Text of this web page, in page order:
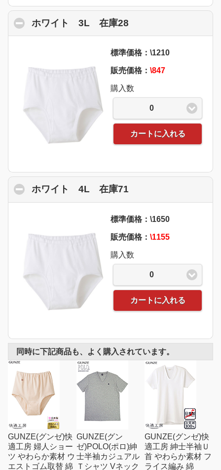
ホワイト 3L 在庫28
標準価格：\1210
販売価格： \847
購入数
0
カートに入れる
ホワイト 4L 在庫71
標準価格：\1650
販売価格： \1155
購入数
0
カートに入れる
同時に下記商品も、よく購入されています。
GUNZE(グンゼ)快
適工房 婦人ショー
ツ やわらか素材 ウ
エストゴム取替 綿
GUNZE(グン
ゼ)POLO(ポロ)紳
士半袖カジュアル
Ｔシャツ Vネック
GUNZE(グンゼ)快
適工房 紳士半袖Ｕ
首 やわらか素材 フ
ライス編み 綿